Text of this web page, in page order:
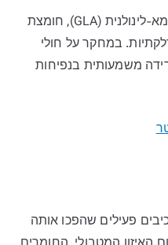
שמן זרעי בוראג' עשיר בחומצה גמא-לינולנית (GLA), חומצת
אנטי-דלקתיות. במחקר על חולי
משמעותית בנפיחות
פעילים שהפכו אותה